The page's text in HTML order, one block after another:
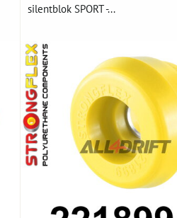
silentblok SPORT -...